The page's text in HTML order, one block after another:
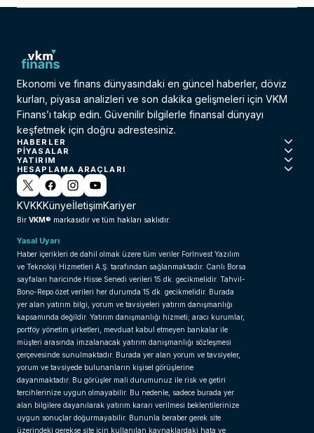
Ekonomi ve finans dünyasındaki en güncel haberler, döviz
kurları, piyasa analizleri ve son dakika gelişmeleri için VKM
Finans’ı takip edin. Güvenilir bilgilerle finansal dünyayı
keşfetmek için doğru adrestesiniz.
HABERLER
PIYASALAR
YATIRIM
HESAPLAMA ARAÇLARI
KVKKKünyeİletişimKariyer
Bir VKM® markasıdır ve tüm hakları saklıdır.
Yasal Uyarı
Haber içerikleri de dahil olmak üzere tüm veriler ForInvest Yazılım
ve Teknoloji Hizmetleri A.Ş. tarafından sağlanmaktadır. Canlı Borsa
sayfaları haricinde Hisse Senedi verileri 15 dk. gecikmelidir. Tahvil-
Bono-Repo özet verileri her durumda 15 dk. gecikmelidir. Burada
yer alan yatırım bilgi, yorum ve tavsiyeleri yatırım danışmanlığı
kapsamında değildir. Yatırım danışmanlığı hizmeti; aracı kurumlar,
portföy yönetim şirketleri, mevduat kabul etmeyen bankalar ile
müşteri arasında imzalanacak yatırım danışmanlığı sözleşmesi
çerçevesinde sunulmaktadır. Burada yer alan yorum ve tavsiyeler,
yorum ve tavsiyede bulunanların kişisel görüşlerine
dayanmaktadır. Bu görüşler mali durumunuz ile risk ve getiri
tercihlerinize uygun olmayabilir. Bu nedenle, sadece burada yer
alan bilgilere dayanılarak yatırım kararı verilmesi beklentilerinize
uygun sonuçlar doğurmayabilir. Bununla beraber gerek site
üzerindeki gerekse site için kullanılan kaynaklardaki hata ve